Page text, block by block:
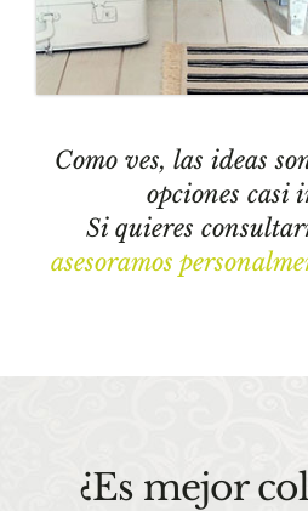
Como ves, las ideas
opciones casi
Si quieres
asesoramos
¿Es mejor